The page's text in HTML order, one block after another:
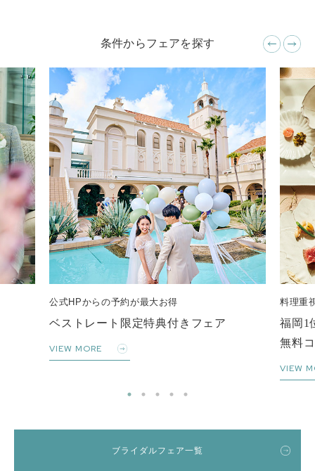
条件からフェアを探す
公式HPからの予約が最大お得
ベストレート限定特典付きフェア
VIEW MORE
料理重
福岡1
無料
VIEW
ブライダルフェア一覧